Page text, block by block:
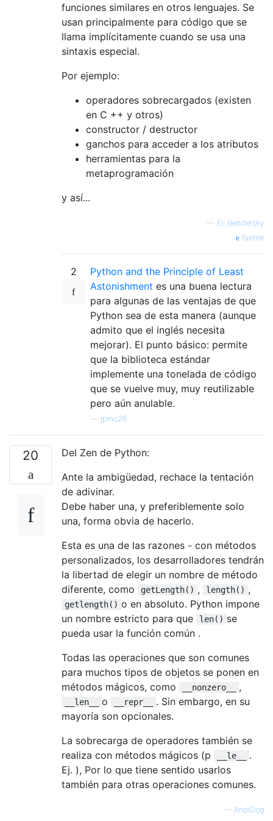
funciones similares en otros lenguajes. Se
usan principalmente para código que se
llama implícitamente cuando se usa una
sintaxis especial.
Por ejemplo:
operadores sobrecargados (existen
en C ++ y otros)
constructor / destructor
ganchos para acceder a los atributos
herramientas para la
metaprogramación
y así...
— Eli Bendersky
fuente
2
Python and the Principle of Least
Astonishment es una buena lectura
para algunas de las ventajas de que
Python sea de esta manera (aunque
admito que el inglés necesita
mejorar). El punto básico: permite
que la biblioteca estándar
implemente una tonelada de código
que se vuelve muy, muy reutilizable
pero aún anulable.
jpmc26
20
Del Zen de Python:
Ante la ambigüedad, rechace la tentación
de adivinar.
Debe haber una, y preferiblemente solo
una, forma obvia de hacerlo.
Esta es una de las razones - con métodos
personalizados, los desarrolladores tendrán
la libertad de elegir un nombre de método
diferente, como
getLength() , length() ,
getlength() o en absoluto. Python impone
un nombre estricto para que
len() se
pueda usar la función común .
Todas las operaciones que son comunes
para muchos tipos de objetos se ponen en
métodos mágicos, como
__nonzero__ ,
__len__ o __repr__
. Sin embargo, en su
mayoría son opcionales.
La sobrecarga de operadores también se
realiza con métodos mágicos (p
__le__
.
Ej. ), Por lo que tiene sentido usarlos
también para otras operaciones comunes.
— AndiDog